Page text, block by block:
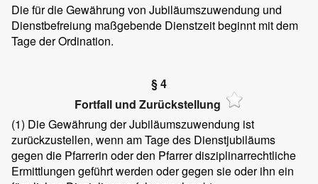
Die für die Gewährung von Jubiläumszuwendung und
Dienstbefreiung maßgebende Dienstzeit beginnt mit dem
Tage der Ordination.
§ 4
Fortfall und Zurückstellung
(1) Die Gewährung der Jubiläumszuwendung ist
zurückzustellen, wenn am Tage des Dienstjubiläums
gegen die Pfarrerin oder den Pfarrer disziplinarrechtliche
Ermittlungen geführt werden oder gegen sie oder ihn ein